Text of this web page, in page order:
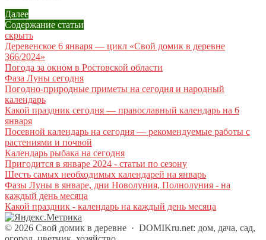
Далее
Содержание статьи
скрыть
Деревенское 6 января — цикл «Свой домик в деревне
366/2024»
Погода за окном в Ростовской области
Фаза Луны сегодня
Погодно-природные приметы на сегодня и народный
календарь
Какой праздник сегодня — православный календарь на 6
января
Посевной календарь на сегодня — рекомендуемые работы с
растениями и почвой
Календарь рыбака на сегодня
Пригодится в январе 2024 - статьи по сезону
Шесть самых необходимых календарей на январь
Фазы Луны в январе, дни Новолуния, Полнолуния - на
каждый день месяца
Какой праздник - календарь на каждый день месяца
© 2026 Свой домик в деревне · DOMIKru.net: дом, дача, сад,